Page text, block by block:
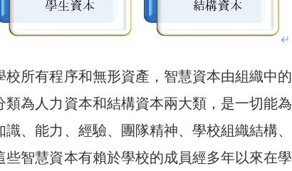
所有程序和無形資產，智慧資本由組織中的
為人力資本和結構資本兩大類，是一切能為
、能力、經驗、團隊精神、學校組織結構、
智慧資本有賴於學校的成員經多年以來在學